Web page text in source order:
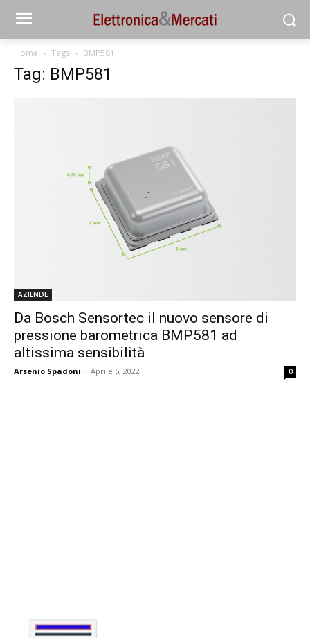
Home Tags BMP581
Tag: BMP581
AZIENDE
Da Bosch Sensortec il nuovo sensore di
pressione barometrica BMP581 ad
altissima sensibilità
Arsenio Spadoni - Aprile 6, 2022 0